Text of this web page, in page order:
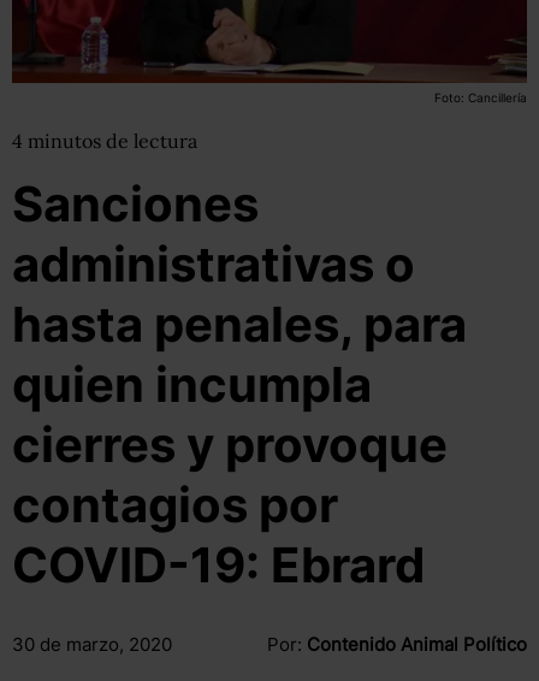
Foto: Cancillería
4 minutos de lectura
Sanciones
administrativas o
hasta penales, para
quien incumpla
cierres y provoque
contagios por
COVID-19: Ebrard
30 de marzo, 2020 Por: Contenido Animal Político